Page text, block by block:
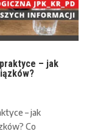
– jak
– jak
Co